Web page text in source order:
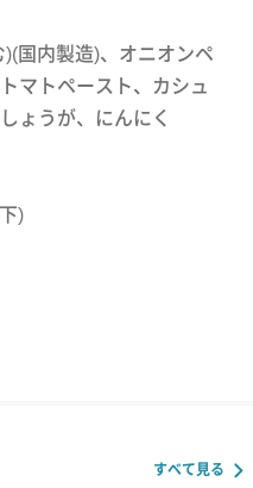
国内製造)、オニオンペ
マトペースト、カシュ
ょうが、にんにく
)
すべて見る